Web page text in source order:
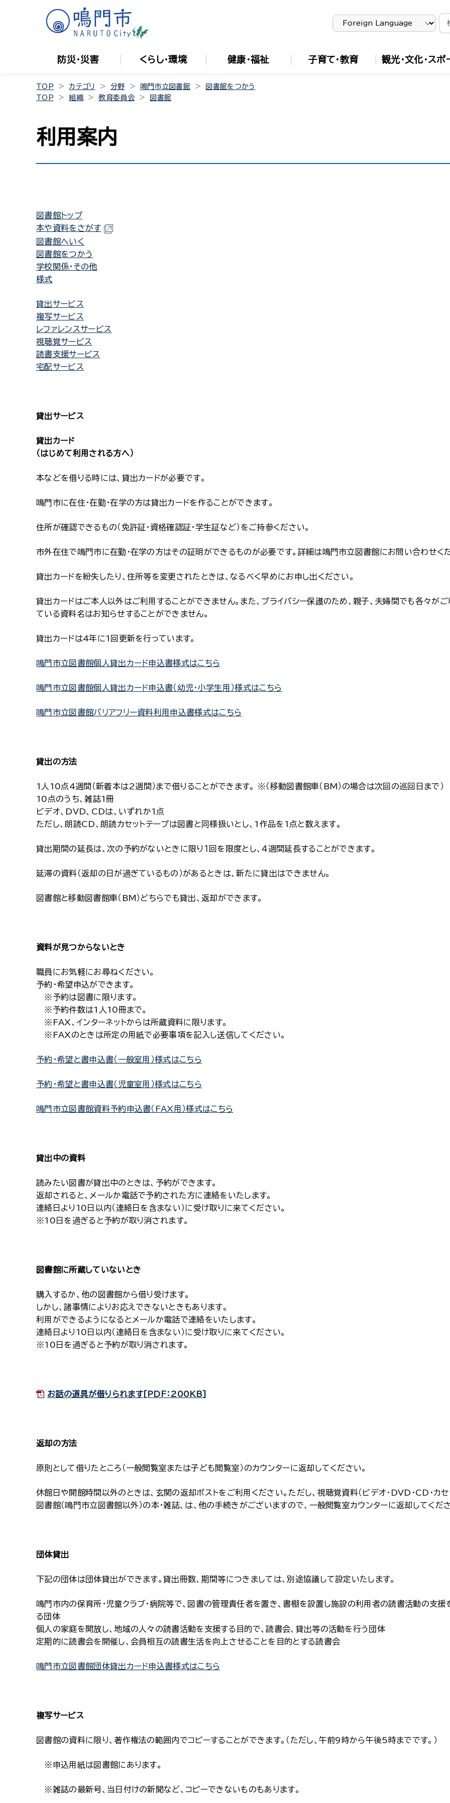
防災・災害 くらし・環境 健康・福祉 子育て・教育 観光・文化・スポ
TOP カテゴリ 分野 鳴門市立図書館
図書館をつかう
TOP
組織 教育委員会 図書館
利用案内
図書館トップ
本や資料をさがす
図書館へいく
図書館をつかう
学校関係・その他
様式
貸出サービス
複写サービス
レファレンスサービス
視聴覚サービス
読書支援サービス
宅配サービス
貸出サービス
貸出カード
（はじめて利用される方へ）
本などを借りる時には、貸出カードが必要です。
鳴門市に在住・在勤・在学の方は貸出カードを作ることができます。
住所が確認できるもの（免許証・資格確認証・学生証など）をご持参ください。
市外在住で鳴門市に在勤・在学の方はその証明ができるものが必要です。詳細は鳴門市立図書館にお問い合わせくだ
貸出カードを紛失したり、住所等を変更されたときは、なるべく早めにお申し出ください。
貸出カードはご本人以外はご利用することができません。また、プライバシー保護のため、親子、夫婦間でも各々が
ている資料名はお知らせすることができません。
貸出カードは4年に1回更新を行っています。
鳴門市立図書館個人貸出カード申込書様式はこちら
鳴門市立図書館個人貸出カード申込書（幼児・小学生用）様式はこちら
鳴門市立図書館バリアフリー資料利用申込書様式はこちら
貸出の方法
1人10点4週間（新着本は2週間）まで借りることができます。 ※（移動図書館車（BM）の場合は次回の巡回日まで）
10点のうち、雑誌1冊
ビデオ、DVD、CDは、いずれか1点
ただし、朗読CD、朗読カセットテープは図書と同様扱いとし、1作品を1点と数えます。
貸出期間の延長は、次の予約がないときに限り１回を限度とし、４週間延長することができます。
延滞の資料（返却の日が過ぎているもの）があるときは、新たに貸出はできません。
図書館と移動図書館車（BM）どちらでも貸出、返却ができます。
資料が見つからないとき
職員にお気軽にお尋ねください。
予約・希望申込ができます。
※予約は図書に限ります。
※予約件数は1人10冊まで。
※FAX、インターネットからは所蔵資料に限ります。
※FAXのときは所定の用紙で必要事項を記入し送信してください。
予約・希望と書申込書（一般室用）様式はこちら
予約・希望と書申込書（児童室用）様式はこちら
鳴門市立図書館資料予約申込書（FAX用）様式はこちら
貸出中の資料
読みたい図書が貸出中のときは、予約ができます。
返却されると、メールか電話で予約された方に連絡をいたします。
連絡日より10日以内（連絡日を含まない）に受け取りに来てください。
※10日を過ぎると予約が取り消されます。
図書館に所蔵していないとき
購入するか、他の図書館から借り受けます。
しかし、諸事情によりお応えできないときもあります。
利用ができるようになるとメールか電話で連絡をいたします。
連絡日より10日以内（連絡日を含まない）に受け取りに来てください。
※10日を過ぎると予約が取り消されます。
お話の道具が借りられます[PDF：200KB]
返却の方法
原則として借りたところ（一般閲覧室または子ども閲覧室）のカウンターに返却してください。
休館日や開館時間以外のときは、玄関の返却ポストをご利用ください。ただし、視聴覚資料（ビデオ・DVD・CD・カセ
図書館（鳴門市立図書館以外）の本・雑誌、は、他の手続きがございますので、一般閲覧室カウンターに返却してくださ
団体貸出
下記の団体は団体貸出ができます。貸出冊数、期間等につきましては、別途協議して設定いたします。
鳴門市内の保育所・児童クラブ・病院等で、図書の管理責任者を置き、書棚を設置し施設の利用者の読書活動の支援
る団体
個人の家庭を開放し、地域の人々の読書活動を支援する目的で、読書会、貸出等の活動を行う団体
定期的に読書会を開催し、会員相互の読書生活を向上させることを目的とする読書会
鳴門市立図書館団体貸出カード申込書様式はこちら
複写サービス
図書館の資料に限り、著作権法の範囲内でコピーすることができます。（ただし、午前9時から午後5時までです。）
※申込用紙は図書館にあります。
※雑誌の最新号、当日付けの新聞など、コピーできないものもあります。